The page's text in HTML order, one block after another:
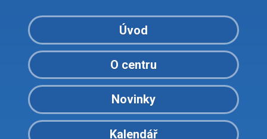
Úvod
O centru
Novinky
Kalendář